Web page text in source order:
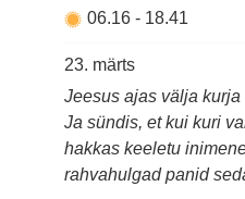
06.16- 18.41
23. märts
Jeesus ajas välja
Ja sündis, et kui kuri
hakkas keeletu
rahvahulgad panid